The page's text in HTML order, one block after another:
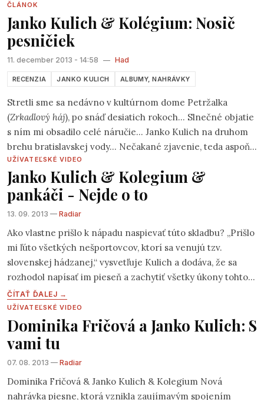
nad Hronom. Ako nám povedal autor piesne Janko Kulich,
"celé to vzniklo len nedávno, keď som sa rozhodol napísať
pieseň a venovať ju Jožkovi Banášovi, s ktorým pravidelne
vystupujeme v spoločných programoch po celom Slovensku.
Sme priatelia, jeden druhého si vážime ako po ľudskej tak i
umeleckej stránke. Je to vzdanie pocty Jožkovi ako umelcov a
ČLÁNOK
Janko Kulich & Kolégium: Nosič
pesničiek
11. december 2013 - 14:58 — Had
RECENZIA JANKO KULICH ALBUMY, NAHRÁVKY
Stretli sme sa nedávno v kultúrnom dome Petržalka
(Zrkadlový háj), po snáď desiatich rokoch… Slnečné objatie
s ním mi obsadilo celé náručie… Janko Kulich na druhom
brehu bratislavskej vody… Nečakané zjavenie, teda aspoň
pre mňa… Prievidzu…Handlovú…Žiar nad Hronom…hostí
moje rodné mesto…a ja som pri tom. Na svedomí to mala
Petržalská baretka- súťaž piesne s humorným nábojom,
ktorú zorganizovala kapela Lojzo. Nasťahoval som sa k
Jankovej kompánií (Kolegium) do šatne, a tam sa po chvíli
krátkej stal sa hrdým vlastníkom ich CD albumu:
UŽÍVATEĽSKÉ VIDEO
Janko Kulich & Kolegium &
pankáči - Nejde o to
13. 09. 2013 — Radiar
Ako vlastne prišlo k nápadu naspievať túto skladbu? „Prišlo
mi ľúto všetkých nešportovcov, ktorí sa venujú tzv.
slovenskej hádzanej,“ vysvetľuje Kulich a dodáva, že sa
rozhodol napísať im pieseň a zachytiť všetky úkony tohto
tradičného športu od pohárika až po príchod domov. „Aby
som sa tejto neľahkej úlohy mohol zhostiť čo najvernejšie
a zaspievať ju autenticky, musel som si dať pivo :-),“
vysvetľuje autor. Na cesty s Banášom…
ČÍTAŤ ĎALEJ →
UŽÍVATEĽSKÉ VIDEO
Dominika Fričová a Janko Kulich: S
vami tu
07. 08. 2013 — Radiar
Dominika Fričová & Janko Kulich & Kolegium Nová
nahrávka piesne, ktorá vznikla zaujímavým spojením